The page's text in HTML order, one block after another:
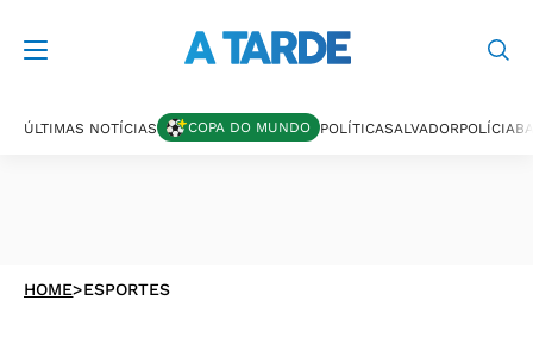
ÚLTIMAS NOTÍCIAS COPA DO MUNDO POLÍTICASALVADORPOLÍCIA
HOME>ESPORTES